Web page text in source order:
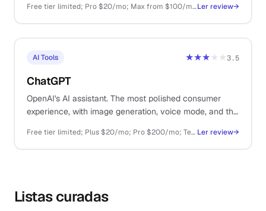
Free tier limited; Pro $20/mo; Max from $100/mo; API pay-as-you-goLer review→
AI Tools ★★★★★3.5
ChatGPT
OpenAI's AI assistant. The most polished consumer
experience, with image generation, voice mode, and the
Free tier limited; Plus $20/mo; Pro $200/mo; Team $25/user/mo; API pay-as-you-go Ler review→
Listas curadas